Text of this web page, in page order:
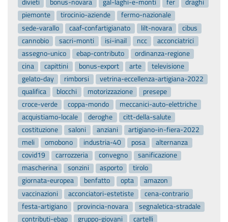
divieti
bonus-novara gal-laghi-e-monti fer
draghi
piemonte
tirocinio-aziende
fermo-nazionale
sede-varallo
caaf-confartigianato lilt-novara
cibus
cannobio
sacri-monti isi-inail ncc
acconciatrici
assegno-unico
ebap-contributo
ordinanza-regione
cina
capittini bonus-export arte
televisione
gelato-day
rimborsi
vetrina-eccellenza-artigiana-2022
qualifica
blocchi motorizzazione
presepe
croce-verde
coppa-mondo
meccanici-auto-elettriche
acquistiamo-locale
deroghe
citt-della-salute
costituzione
saloni anziani
artigiano-in-fiera-2022
meli
omobono industria-40 posa
alternanza
covid19
carrozzeria convegno
sanificazione
mascherina
sonzini asporto
tirolo
giornata-europea
benfatto opta
amazon
vaccinazioni
acconciatori-estetiste
cena-contrario
festa-artigiano
provincia-novara
segnaletica-stradale
contributi-ebap
gruppo-giovani cartelli